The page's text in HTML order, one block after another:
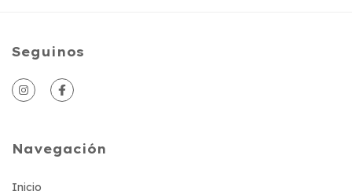
Seguinos
Navegación
Inicio